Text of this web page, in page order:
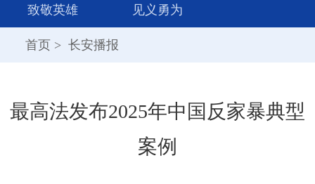
致敬英雄
见义勇为
首页 > 长安播报
最高法发布2025年中国反家暴典型
案例